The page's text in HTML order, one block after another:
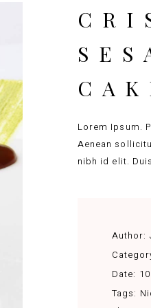
Lorem Ipsum.
Aenean
nibh id elit.
Author:
Date:
Tags: